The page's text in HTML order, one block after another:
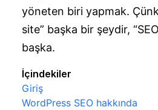
yöneten biri yapmak.
site” başka bir şeydir,
başka.
İçindekiler
Giriş
WordPress SEO hakkında